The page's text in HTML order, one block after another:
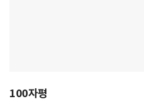
100자평